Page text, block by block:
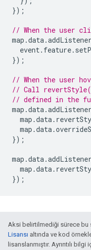
});
// When the user
map .data.addListener
event. feature.
});
// When the user
// Call
// defined in the
map .data.addListener
map .data.
map .data.
});
map .data.addListener
map .data.
});
Aksi belirtilmediği sürece bu
Lisansı altında ve kod
lisanslanmıştır. Ayrıntılı bilgi